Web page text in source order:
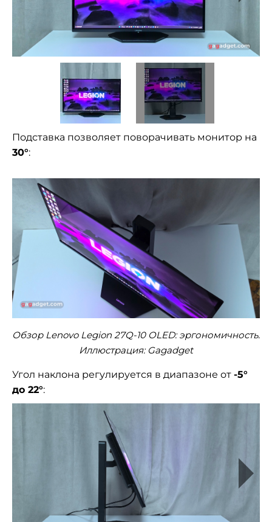
Подставка позволяет поворачивать монитор на
30°:
Обзор Lenovo Legion 27Q-10 OLED: эргономичность.
Иллюстрация: Gagadget
Угол наклона регулируется в диапазоне от -5°
до 22°: